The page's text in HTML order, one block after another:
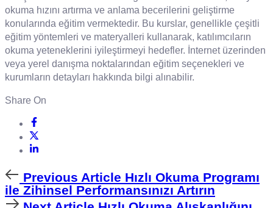
okuma hızını artırma ve anlama becerilerini geliştirme
konularında eğitim vermektedir. Bu kurslar, genellikle çeşitli
eğitim yöntemleri ve materyalleri kullanarak, katılımcıların
okuma yeteneklerini iyileştirmeyi hedefler. İnternet üzerinden
veya yerel danışma noktalarından eğitim seçenekleri ve
kurumların detayları hakkında bilgi alınabilir.
Share On
Previous
Article
Previous Article Hızlı Okuma Programı
ile Zihinsel Performansınızı Artırın
Next